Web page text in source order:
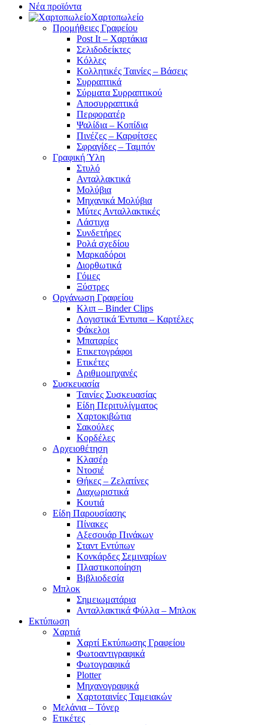
Νέα προϊόντα
Χαρτοπωλείο
Προμήθειες Γραφείου
Post It – Χαρτάκια
Σελιδοδείκτες
Κόλλες
Κολλητικές Ταινίες – Βάσεις
Συρραπτικά
Σύρματα Συρραπτικού
Αποσυρραπτικά
Περφορατέρ
Ψαλίδια – Κοπίδια
Πινέζες – Καρφίτσες
Σφραγίδες – Ταμπόν
Γραφική Ύλη
Στυλό
Ανταλλακτικά
Μολύβια
Μηχανικά Μολύβια
Μύτες Ανταλλακτικές
Λάστιχα
Συνδετήρες
Ρολά σχεδίου
Μαρκαδόροι
Διορθωτικά
Γόμες
Ξύστρες
Οργάνωση Γραφείου
Κλιπ – Binder Clips
Λογιστικά Έντυπα – Καρτέλες
Φάκελοι
Μπαταρίες
Ετικετογράφοι
Ετικέτες
Αριθμομηχανές
Συσκευασία
Ταινίες Συσκευασίας
Είδη Περιτυλίγματος
Χαρτοκιβώτια
Σακούλες
Κορδέλες
Αρχειοθέτηση
Κλασέρ
Ντοσιέ
Θήκες – Ζελατίνες
Διαχωριστικά
Κουτιά
Είδη Παρουσίασης
Πίνακες
Αξεσουάρ Πινάκων
Σταντ Εντύπων
Κονκάρδες Σεμιναρίων
Πλαστικοποίηση
Βιβλιοδεσία
Μπλοκ
Σημειωματάρια
Ανταλλακτικά Φύλλα – Μπλοκ
Εκτύπωση
Χαρτιά
Χαρτί Εκτύπωσης Γραφείου
Φωτοαντιγραφικά
Φωτογραφικά
Plotter
Μηχανογραφικά
Χαρτοταινίες Ταμειακών
Μελάνια – Τόνερ
Ετικέτες